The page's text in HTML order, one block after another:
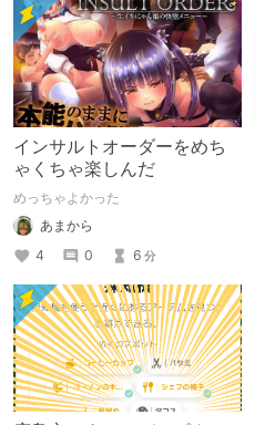
インサルトオーダーをめち
ゃくちゃ楽しんだ
めっちゃよかった
あまから
4
0 6 分